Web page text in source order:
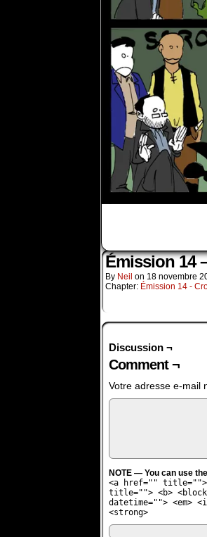
Émission 14
By Neil on 18 novembre
Chapter: Émission 14 -
Discussion ¬
Comment ¬
Votre adresse e-mail
NOTE — You can use
<a href="" title="">
title=""> <b>
datetime=""> <em>
<strong>